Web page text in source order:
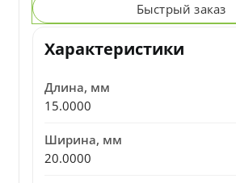
Быстрый заказ
Характеристики
Длина, мм
15.0000
Ширина, мм
20.0000